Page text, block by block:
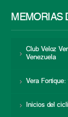
MEMORIAS
Club Veloz
Venezuela
Vera
Inicios del